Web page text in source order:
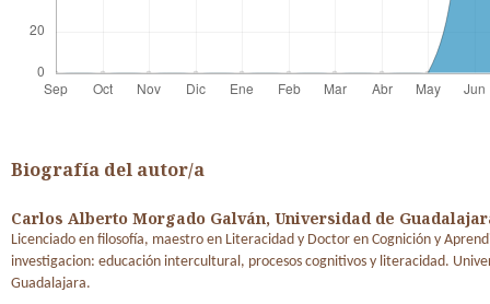
Biografía del autor/a
Carlos Alberto Morgado Galván, Universidad de
Licenciado en filosofía, maestro en Literacidad y Doctor en Cognición y
investigacion: educación intercultural, procesos cognitivos y literacidad.
Guadalajara.